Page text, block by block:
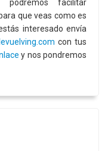
podremos facilitar
que veas como es
interesado envía
con tus
y nos pondremos